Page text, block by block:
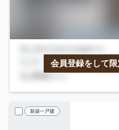
会員登録をして
新築一戸建